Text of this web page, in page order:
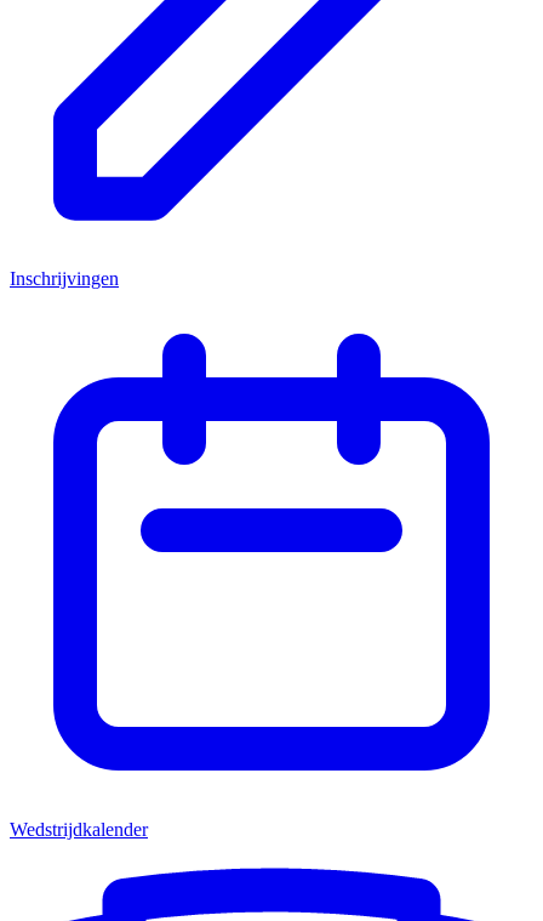
Inschrijvingen
Wedstrijdkalender